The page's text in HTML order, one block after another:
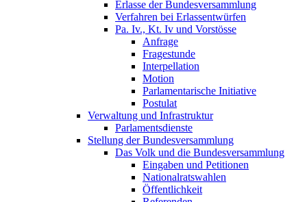
Erlasse der Bundesversammlung
Verfahren bei Erlassentwürfen
Pa. Iv., Kt. Iv und Vorstösse
Anfrage
Fragestunde
Interpellation
Motion
Parlamentarische Initiative
Postulat
Verwaltung und Infrastruktur
Parlamentsdienste
Stellung der Bundesversammlung
Das Volk und die Bundesversammlung
Eingaben und Petitionen
Nationalratswahlen
Öffentlichkeit